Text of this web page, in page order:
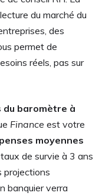
du marché du
des
permet de
réels, pas sur
du baromètre à
Finance est votre
moyennes
de survie à 3 ans
projections
banquier verra